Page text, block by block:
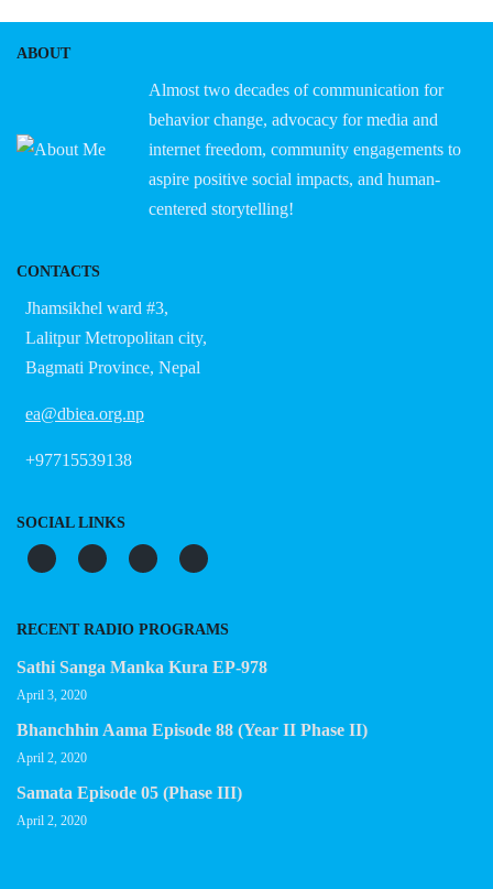
ABOUT
Almost two decades of communication for
behavior change, advocacy for media and
internet freedom, community engagements to
aspire positive social impacts, and human-
centered storytelling!
CONTACTS
Jhamsikhel ward #3,
Lalitpur Metropolitan city,
Bagmati Province, Nepal
ea@dbiea.org.np
+97715539138
SOCIAL LINKS
RECENT RADIO PROGRAMS
Sathi Sanga Manka Kura EP-978
April 3, 2020
Bhanchhin Aama Episode 88 (Year II Phase II)
April 2, 2020
Samata Episode 05 (Phase III)
April 2, 2020